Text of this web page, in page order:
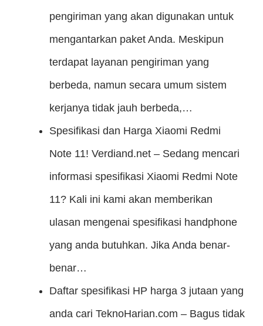
pengiriman yang akan digunakan untuk
mengantarkan paket Anda. Meskipun
terdapat layanan pengiriman yang
berbeda, namun secara umum sistem
kerjanya tidak jauh berbeda,…
Spesifikasi dan Harga Xiaomi Redmi
Note 11! Verdiand.net – Sedang mencari
informasi spesifikasi Xiaomi Redmi Note
11? Kali ini kami akan memberikan
ulasan mengenai spesifikasi handphone
yang anda butuhkan. Jika Anda benar-
benar…
Daftar spesifikasi HP harga 3 jutaan yang
anda cari TeknoHarian.com – Bagus tidak